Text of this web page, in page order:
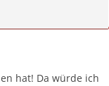
hat! Da würde ich